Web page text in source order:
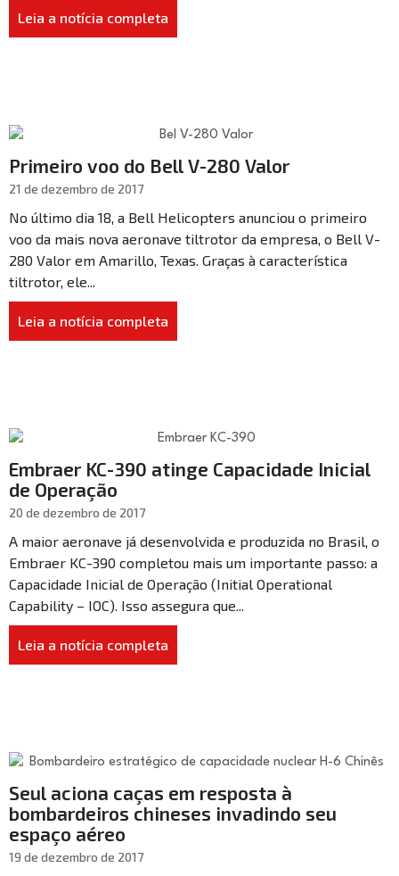
Leia a notícia completa
Primeiro voo do Bell V-280 Valor
21 de dezembro de 2017
No último dia 18, a Bell Helicopters anunciou o primeiro
voo da mais nova aeronave tiltrotor da empresa, o Bell V-
280 Valor em Amarillo, Texas. Graças à característica
tiltrotor, ele...
Leia a notícia completa
Embraer KC-390 atinge Capacidade Inicial
de Operação
20 de dezembro de 2017
A maior aeronave já desenvolvida e produzida no Brasil, o
Embraer KC-390 completou mais um importante passo: a
Capacidade Inicial de Operação (Initial Operational
Capability – IOC). Isso assegura que...
Leia a notícia completa
Seul aciona caças em resposta à
bombardeiros chineses invadindo seu
espaço aéreo
19 de dezembro de 2017